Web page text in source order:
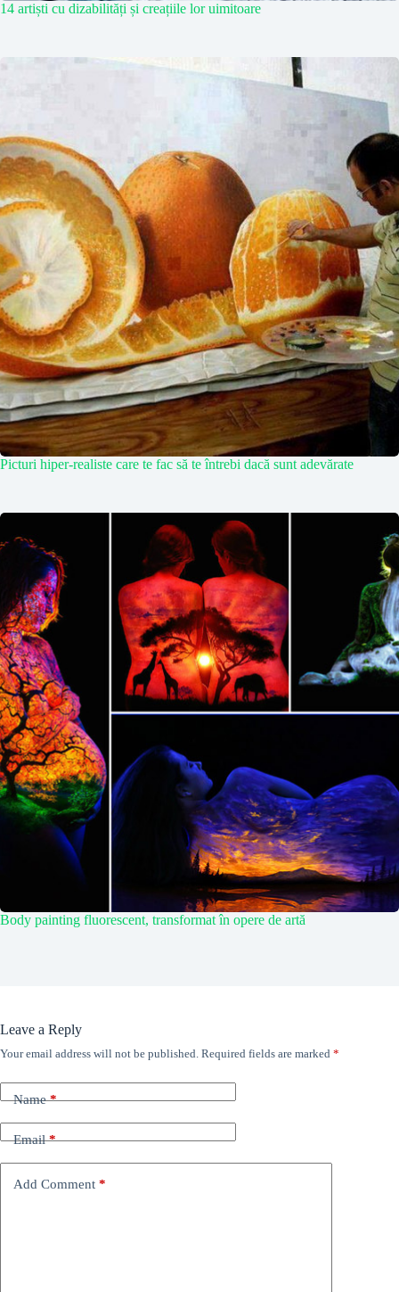
14 artiști cu dizabilități și creațiile lor uimitoare
Picturi hiper-realiste care te fac să te întrebi dacă sunt adevărate
Body painting fluorescent, transformat în opere de artă
Leave a Reply
Your email address will not be published. Required fields are marked *
Name*
Email*
Add Comment *